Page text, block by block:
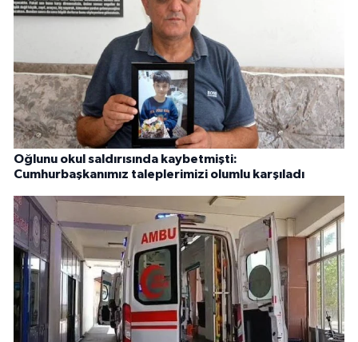
Oğlunu okul saldırısında kaybetmişti:
Cumhurbaşkanımız taleplerimizi olumlu karşıladı